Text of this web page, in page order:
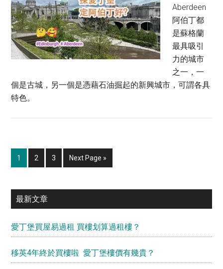
Aberdeen
阿伯丁都
是蘇格蘭
最具吸引
力的城市
之一，一
個是古城，另一個是憑藉石油掘起的新興城市，可謂各具
特色。
Page
1 Page
2 Page
3
Go
to
Next Page »
Primary
最新文章
愛丁堡買屋易過租 買樓划算過租樓？
移英4年終於買樓啦 愛丁堡樓價有幾貴？